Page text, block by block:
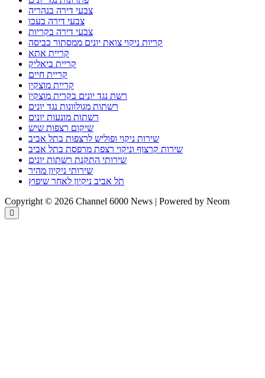
צבעי דירה בנהריה
צבעי דירה בעכו
צבעי דירה בקריות
קריות ניקוי צואת יונים ממסתור כביסה
קריית אתא
קריית ביאליק
קריית חיים
קריית מוצקין
רשת נגד יונים בקרית מוצקין
רשתות מגולוונות נגד יונים
רשתות מונעות יונים
שיקום רצפות שיש
שירות ניקוי ופוליש לרצפות בתל אביב
שירות קרצוף וניקוי רצפת מרפסת בתל אביב
שירותי התקנת רשתות יונים
שירותי ניקיון מהיר
תל אביב ניקיון לאחר שיפוץ
Copyright © 2026 Channel 6000 News | Powered by Neom